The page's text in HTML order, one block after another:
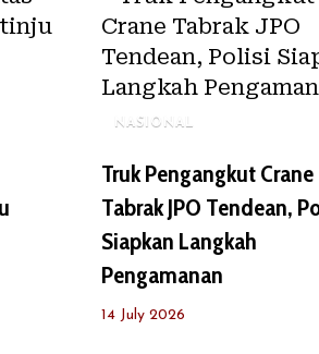
NASIONAL
Truk Pengangkut Crane
Tabrak JPO Tendean,
Siapkan Langkah
Pengamanan
14 July 2026